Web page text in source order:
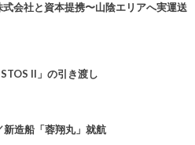
会社と資本提携〜山陰エリアへ実運送
II」の引き渡し
造船「蓉翔丸」就航